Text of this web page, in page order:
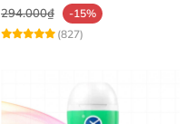
294.000₫
-15%
(827)